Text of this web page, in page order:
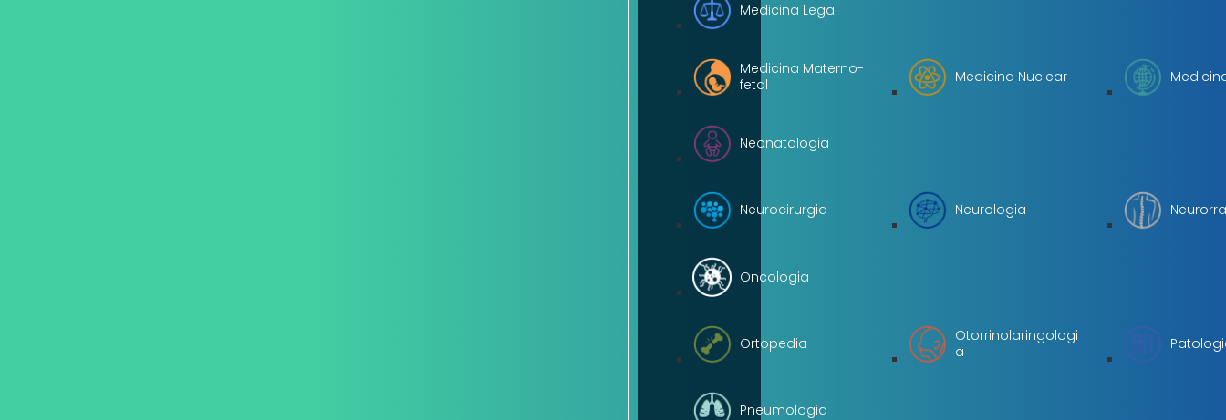
Medicina Legal
Medicina Materno-
fetal
Medicina Nuclear
Neonatologia
Neurocirurgia Neurologia
Oncologia
Ortopedia
Otorrinolaringologi
a
Pneumologia